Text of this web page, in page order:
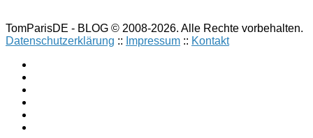
TomParisDE - BLOG © 2008-2026. Alle Rechte vorbehalten.
Datenschutzerklärung :: Impressum :: Kontakt